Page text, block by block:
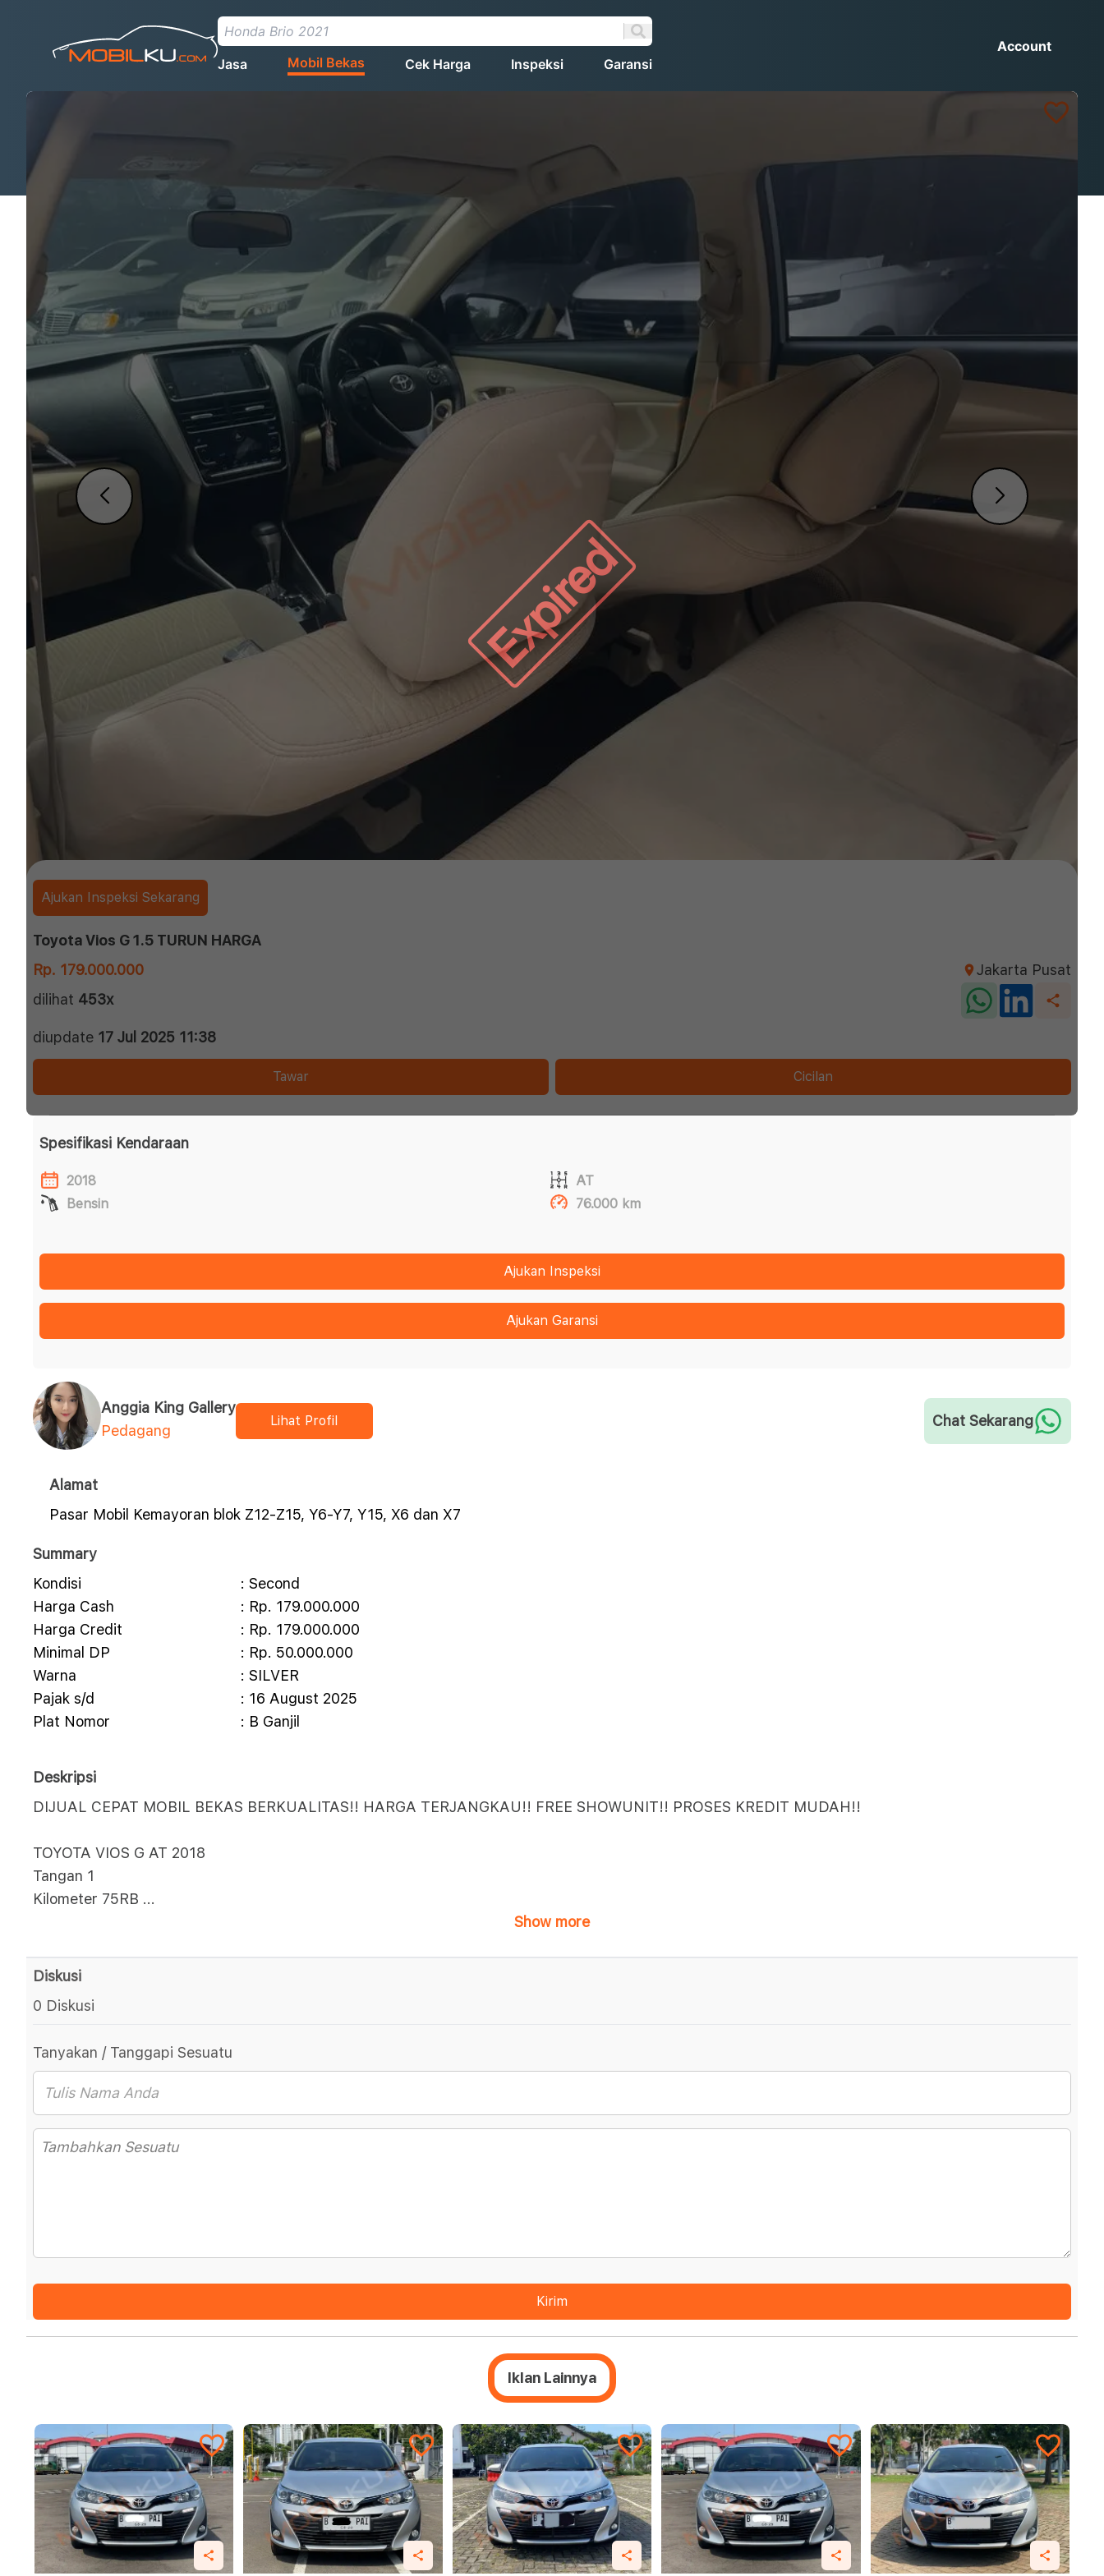
Jasa Mobil Bekas Cek Harga Inspeksi Garansi
Account
Expired
Ajukan Inspeksi Sekarang
Toyota Vios G 1.5 TURUN HARGA
Rp. 179.000.000
Jakarta Pusat
dilihat 453x
diupdate 17 Jul 2025 11:38
Tawar Cicilan
Spesifikasi Kendaraan
2018
AT
Bensin
76.000 km
Ajukan Inspeksi
Ajukan Garansi
Anggia King Gallery
Pedagang
Lihat Profil Chat Sekarang
Alamat
Pasar Mobil Kemayoran blok Z12-Z15, Y6-Y7, Y15, X6 dan X7
Summary
Kondisi
: Second
Harga Cash
: Rp. 179.000.000
Harga Credit
: Rp. 179.000.000
Minimal DP
: Rp. 50.000.000
Warna
: SILVER
Pajak s/d
: 16 August 2025
Plat Nomor
: B Ganjil
Deskripsi
DIJUAL CEPAT MOBIL BEKAS BERKUALITAS!! HARGA TERJANGKAU!! FREE SHOWUNIT!! PROSES KREDIT MUDAH!!
TOYOTA VIOS G AT 2018
Tangan 1
Kilometer 75RB ...
Show more
Diskusi
0 Diskusi
Tanyakan / Tanggapi Sesuatu
Kirim
Iklan Lainnya